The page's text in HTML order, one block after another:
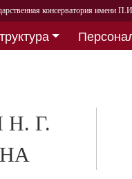
консерватория имени
Г.